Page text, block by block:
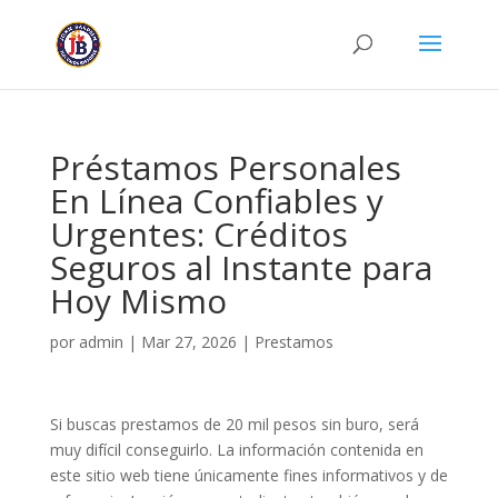
Préstamos Personales
En Línea Confiables y
Urgentes: Créditos
Seguros al Instante para
Hoy Mismo
por admin | Mar 27, 2026 | Prestamos
Si buscas prestamos de 20 mil pesos sin buro, será
muy difícil conseguirlo. La información contenida en
este sitio web tiene únicamente fines informativos y de